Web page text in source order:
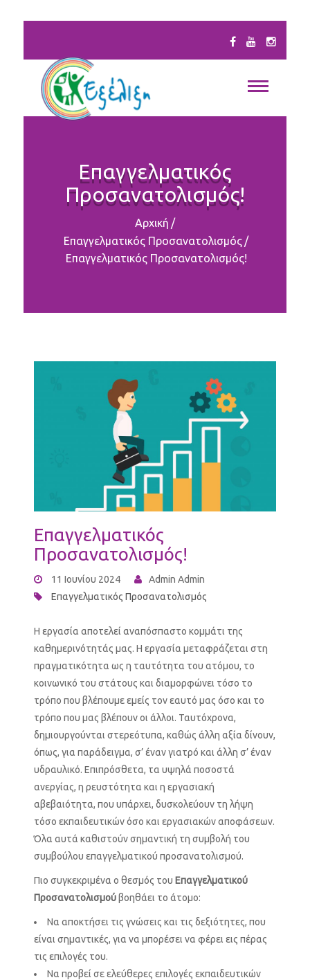
Επαγγελματικός
Προσανατολισμός!
Αρχική /
Επαγγελματικός Προσανατολισμός /
Επαγγελματικός Προσανατολισμός!
Επαγγελματικός
Προσανατολισμός!
11 Ιουνίου 2024
Admin Admin
Επαγγελματικός Προσανατολισμός
Η εργασία αποτελεί αναπόσπαστο κομμάτι της
καθημερινότητάς μας. Η εργασία μεταφράζεται στη
πραγματικότητα ως η ταυτότητα του ατόμου, το
κοινωνικό του στάτους και διαμορφώνει τόσο το
τρόπο που βλέπουμε εμείς τον εαυτό μας όσο και το
τρόπο που μας βλέπουν οι άλλοι. Ταυτόχρονα,
δημιουργούνται στερεότυπα, καθώς άλλη αξία δίνουν,
όπως, για παράδειγμα, σ’ έναν γιατρό και άλλη σ’ έναν
υδραυλικό. Επιπρόσθετα, τα υψηλά ποσοστά
ανεργίας, η ρευστότητα και η εργασιακή
αβεβαιότητα, που υπάρχει, δυσκολεύουν τη λήψη
τόσο εκπαιδευτικών όσο και εργασιακών αποφάσεων.
Όλα αυτά καθιστούν σημαντική τη συμβολή του
συμβούλου επαγγελματικού προσανατολισμού.
Πιο συγκεκριμένα ο θεσμός του Επαγγελματικού
Προσανατολισμούβοηθάει το άτομο:
Να αποκτήσει τις γνώσεις και τις δεξιότητες, που
είναι σημαντικές, για να μπορέσει να φέρει εις πέρας
τις επιλογές του.
Να προβεί σε ελεύθερες επιλογές εκπαιδευτικών